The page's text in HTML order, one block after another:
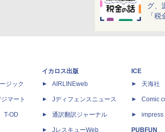
グ、
「
ジック
マート
T-OD
イカロス出版
AIRLINEweb
Jディフェンスニュース
通訳翻訳ジャーナル
JレスキューWeb
ICE
天海社
Comic
impress
PUBFUN